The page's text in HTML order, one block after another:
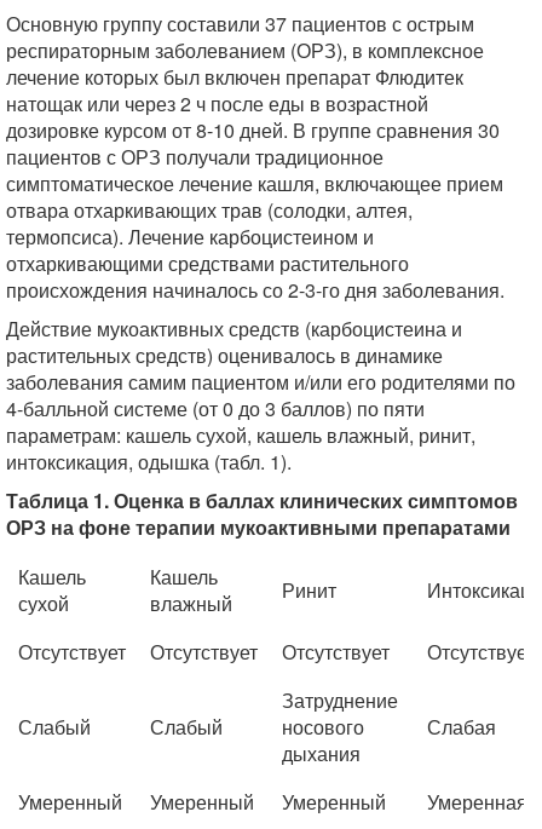
Основную группу составили 37 пациентов с острым
респираторным заболеванием (ОРЗ), в комплексное
лечение которых был включен препарат Флюдитек
натощак или через 2 ч после еды в возрастной
дозировке курсом от 8-10 дней. В группе сравнения 30
пациентов с ОРЗ получали традиционное
симптоматическое лечение кашля, включающее прием
отвара отхаркивающих трав (солодки, алтея,
термопсиса). Лечение карбоцистеином и
отхаркивающими средствами растительного
происхождения начиналось со 2-3-го дня заболевания.
Действие мукоактивных средств (карбоцистеина и
растительных средств) оценивалось в динамике
заболевания самим пациентом и/или его родителями по
4-балльной системе (от 0 до 3 баллов) по пяти
параметрам: кашель сухой, кашель влажный, ринит,
интоксикация, одышка (табл. 1).
Таблица 1. Оценка в баллах клинических симптомов
ОРЗ на фоне терапии мукоактивными препаратами
Кашель
сухой
Кашель
влажный
Ринит
Отсутствует Отсутствует Отсутствует Отсутствует
Слабый Слабый
Затруднение
носового
дыхания
Слабая
Умеренный Умеренный Умеренный
Умеренная